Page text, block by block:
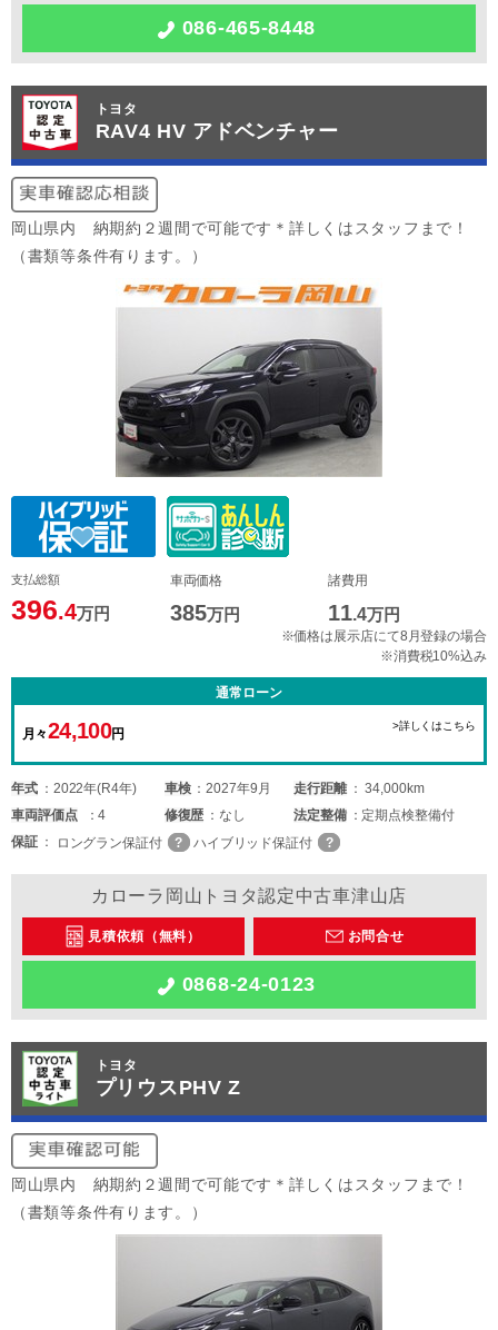
086-465-8448
トヨタ
RAV4 HV アドベンチャー
岡山県内 納期約２週間で可能です＊詳しくはスタッフまで！
（書類等条件有ります。）
支払総額
396.4万円
車両価格
385万円
諸費用
11.4万円
※価格は展示店にて8月登録の場合
※消費税10%込み
通常ローン
月々24,100円
>詳しくはこちら
年式 2022年(R4年) 車検 2027年9月 走行距離
34,000km
車両評価点 4 修復歴 なし 法定整備
定期点検整備付
保証
ロングラン保証付 ハイブリッド保証付
カローラ岡山トヨタ認定中古車津山店
見積依頼（無料） お問合せ
0868-24-0123
トヨタ
プリウスPHV Z
岡山県内 納期約２週間で可能です＊詳しくはスタッフまで！
（書類等条件有ります。）